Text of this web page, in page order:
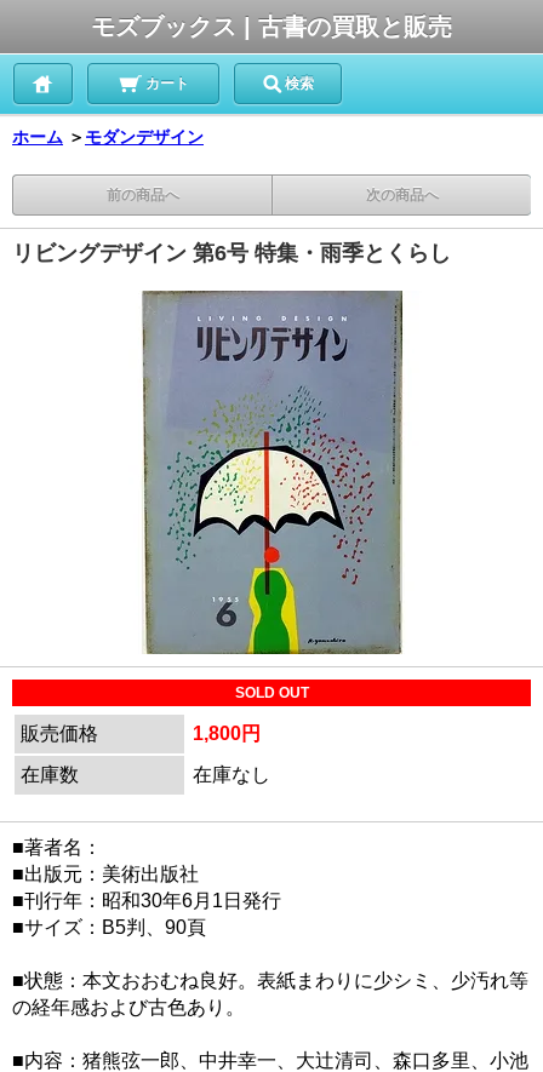
モズブックス | 古書の買取と販売
カート 検索
ホーム ＞ モダンデザイン
前の商品へ 次の商品へ
リビングデザイン 第6号 特集・雨季とくらし
SOLD OUT
販売価格
1,800円
在庫数
在庫なし
■著者名：
■出版元：美術出版社
■刊行年：昭和30年6月1日発行
■サイズ：B5判、90頁
■状態：本文おおむね良好。表紙まわりに少シミ、少汚れ等
の経年感および古色あり。
■内容：猪熊弦一郎、中井幸一、大辻清司、森口多里、小池